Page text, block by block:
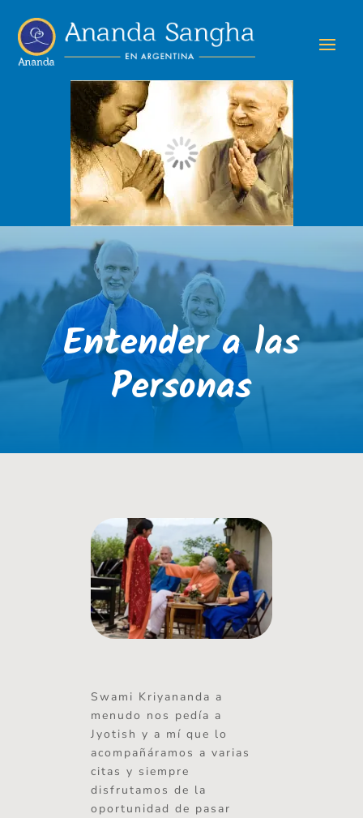
Entender a las
Personas
Swami Kriyananda a
menudo nos pedía a
Jyotish y a mí que lo
acompañáramos a varias
citas y siempre
disfrutamos de la
oportunidad de pasar